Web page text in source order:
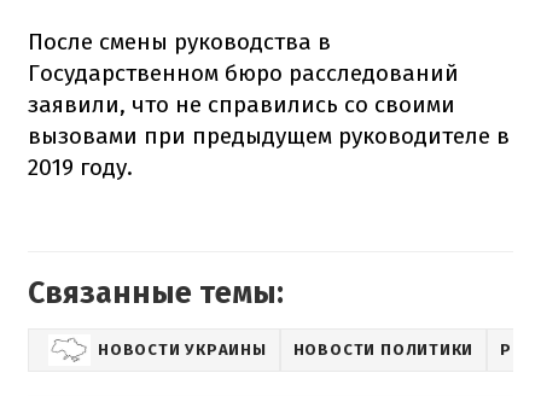
После смены руководства в
Государственном бюро расследований
заявили, что не справились со своими
вызовами при предыдущем руководителе в
2019 году.
Связанные темы:
НОВОСТИ УКРАИНЫ НОВОСТИ ПОЛИТИКИ